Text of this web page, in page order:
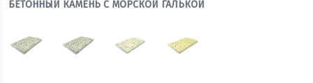
БЕТОННЫЙ КАМЕНЬ С МОРСКОЙ ГАЛЬКОЙ